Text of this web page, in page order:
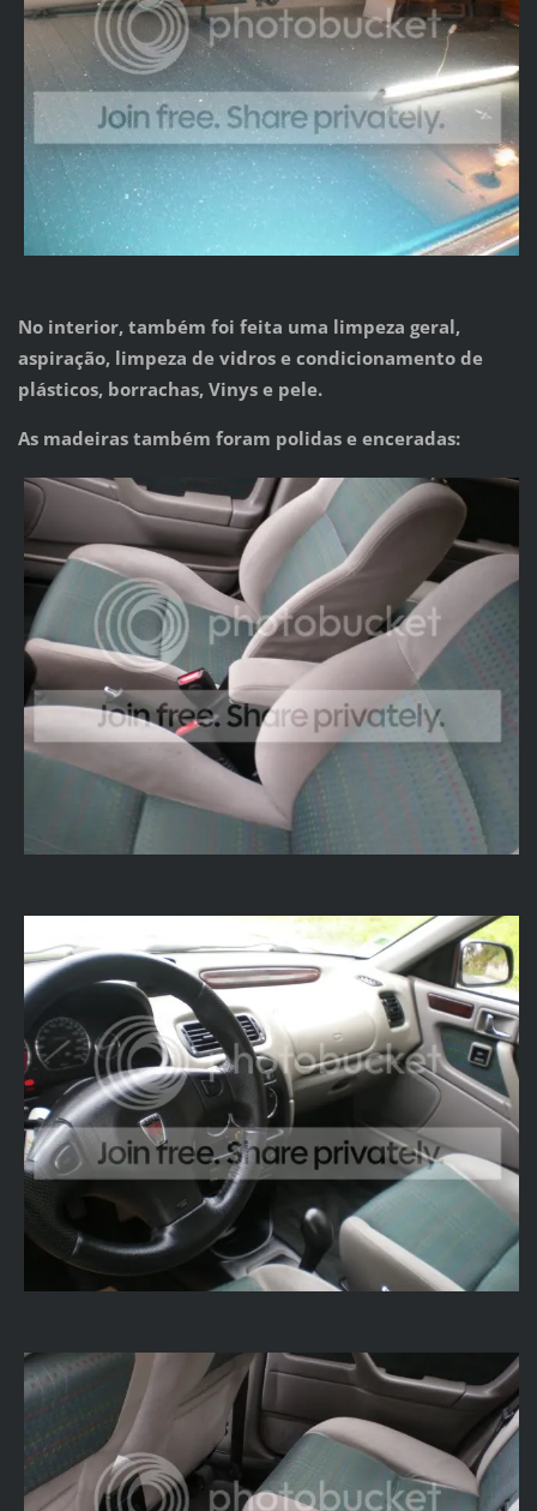
No interior, também foi feita uma limpeza geral,
aspiração, limpeza de vidros e condicionamento de
plásticos, borrachas, Vinys e pele.
As madeiras também foram polidas e enceradas: